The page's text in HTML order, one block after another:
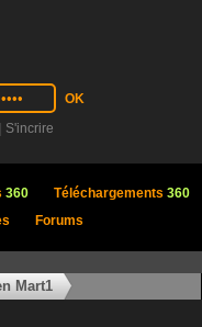
S'incrire
360 Téléchargements 360
Forums
Mart1